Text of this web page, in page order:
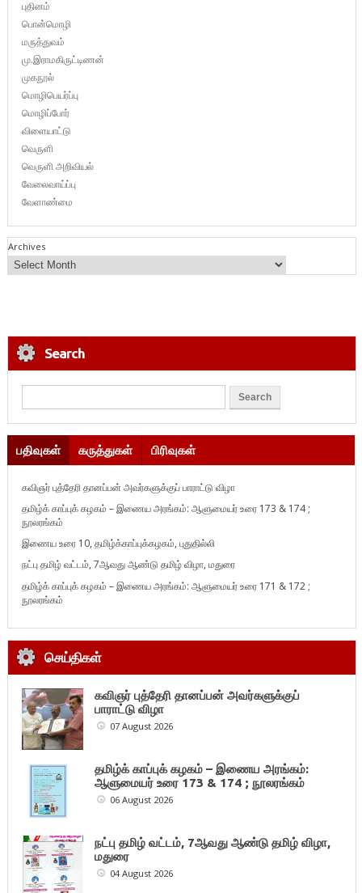
புதினம்
பொன்மொழி
மருத்துவம்
மு.இராமகிருட்டிணன்
முகநூல்
மொழிபெயர்ப்பு
மொழிப்போர்
விளையாட்டு
வெருளி
வெருளி அறிவியல்
வேலைவாய்ப்பு
வேளாண்மை
Archives
Search
பதிவுகள் கருத்துகள் பிரிவுகள்
கவிஞர் புத்தேரி தானப்பன் அவர்களுக்குப் பாராட்டு விழா
தமிழ்க் காப்புக் கழகம் – இணைய அரங்கம்: ஆளுமையர் உரை 173 & 174 ;
நூலரங்கம்
இணைய உரை 10, தமிழ்க்காப்புக்கழகம், புதுதில்லி
நட்பு தமிழ் வட்டம், 7ஆவது ஆண்டு தமிழ் விழா, மதுரை
தமிழ்க் காப்புக் கழகம் – இணைய அரங்கம்: ஆளுமையர் உரை 171 & 172 ;
நூலரங்கம்
செய்திகள்
கவிஞர் புத்தேரி தானப்பன் அவர்களுக்குப்
பாராட்டு விழா
07 August 2026
தமிழ்க் காப்புக் கழகம் – இணைய அரங்கம்:
ஆளுமையர் உரை 173 & 174 ; நூலரங்கம்
06 August 2026
நட்பு தமிழ் வட்டம், 7ஆவது ஆண்டு தமிழ் விழா,
மதுரை
04 August 2026